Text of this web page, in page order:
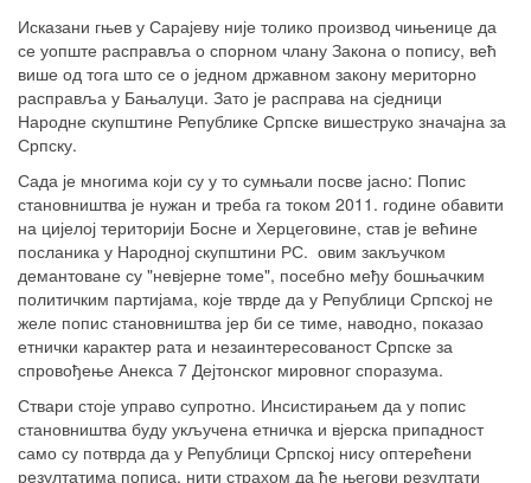
Исказани гњев у Сарајеву није толико производ чињенице да
се уопште расправља о спорном члану Закона о попису, већ
више од тога што се о једном државном закону мериторно
расправља у Бањалуци. Зато је расправа на сједници
Народне скупштине Републике Српске вишеструко значајна за
Српску.
Сада је многима који су у то сумњали посве јасно: Попис
становништва је нужан и треба га током 2011. године обавити
на цијелој територији Босне и Херцеговине, став је већине
посланика у Народној скупштини РС. овим закључком
демантоване су "невјерне томе", посебно међу бошњачким
политичким партијама, које тврде да у Републици Српској не
желе попис становништва јер би се тиме, наводно, показао
етнички карактер рата и незаинтересованост Српске за
спровођење Анекса 7 Дејтонског мировног споразума.
Ствари стоје управо супротно. Инсистирањем да у попис
становништва буду укључена етничка и вјерска припадност
само су потврда да у Републици Српској нису оптерећени
резултатима пописа, нити страхом да ће његови резултати